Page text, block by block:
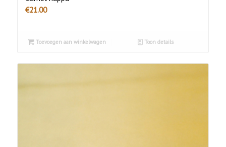
€21.00
Toevoegen aan winkelwagen Toon details